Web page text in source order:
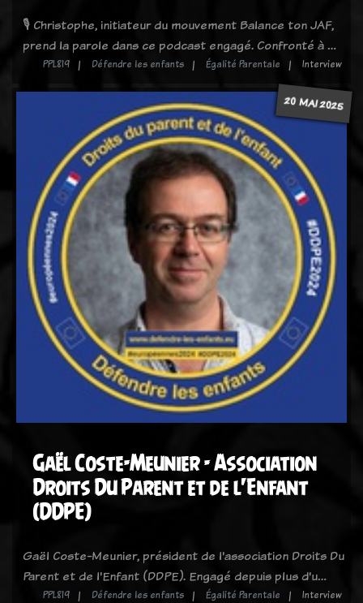
🎙️ Christophe, initiateur du mouvement Balance ton JAF,
prend la parole dans ce podcast engagé. Confronté à …
PPL819 Défendre les enfants Égalité Parentale Interview
20 MAI 2025
Gaël Coste-Meunier - Association
Droits Du Parent et de l'Enfant
(DDPE)
Gaël Coste-Meunier, président de l'association Droits Du
Parent et de l'Enfant (DDPE). Engagé depuis plus d'u…
PPL819 Défendre les enfants Égalité Parentale Interview